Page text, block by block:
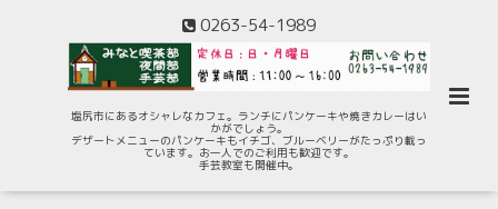
0263-54-1989
塩尻市にあるオシャレなカフェ。ランチにパンケーキや焼きカレーはい
かがでしょう。
デザートメニューのパンケーキもイチゴ、ブルーベリーがたっぷり載っ
ています。お一人でのご利用も歓迎です。
手芸教室も開催中。